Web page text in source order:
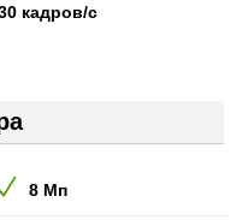
кадров/с
8 Мп